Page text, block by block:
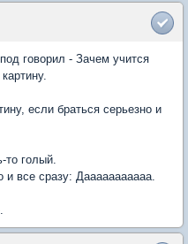
говорил - Зачем учится
если браться серьезно и
то голый.
и все сразу: Дааааааааааа.